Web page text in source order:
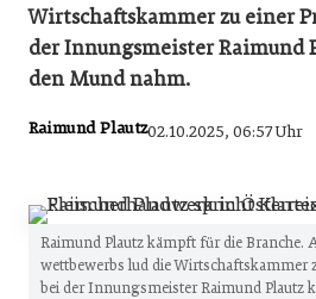
Wirtschaftskammer zu einer
der Innungsmeister Raimund
den Mund nahm.
Raimund Plautz02.10.2025, 06:57 Uhr
Raimund Plautz kämpft für die Branche.
wettbewerbs lud die Wirtschaftskammer
bei der Innungsmeister Raimund Plautz